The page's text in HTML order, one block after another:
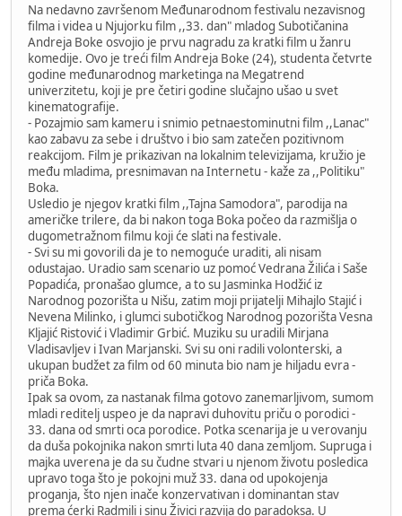
Na nedavno završenom Međunarodnom festivalu nezavisnog
filma i videa u Njujorku film ,,33. dan" mladog Subotičanina
Andreja Boke osvojio je prvu nagradu za kratki film u žanru
komedije. Ovo je treći film Andreja Boke (24), studenta četvrte
godine međunarodnog marketinga na Megatrend
univerzitetu, koji je pre četiri godine slučajno ušao u svet
kinematografije.
- Pozajmio sam kameru i snimio petnaestominutni film ,,Lanac"
kao zabavu za sebe i društvo i bio sam zatečen pozitivnom
reakcijom. Film je prikazivan na lokalnim televizijama, kružio je
među mladima, presnimavan na Internetu - kaže za ,,Politiku"
Boka.
Usledio je njegov kratki film ,,Tajna Samodora", parodija na
američke trilere, da bi nakon toga Boka počeo da razmišlja o
dugometražnom filmu koji će slati na festivale.
- Svi su mi govorili da je to nemoguće uraditi, ali nisam
odustajao. Uradio sam scenario uz pomoć Vedrana Žilića i Saše
Popadića, pronašao glumce, a to su Jasminka Hodžić iz
Narodnog pozorišta u Nišu, zatim moji prijatelji Mihajlo Stajić i
Nevena Milinko, i glumci subotičkog Narodnog pozorišta Vesna
Kljajić Ristović i Vladimir Grbić. Muziku su uradili Mirjana
Vladisavljev i Ivan Marjanski. Svi su oni radili volonterski, a
ukupan budžet za film od 60 minuta bio nam je hiljadu evra -
priča Boka.
Ipak sa ovom, za nastanak filma gotovo zanemarljivom, sumom
mladi reditelj uspeo je da napravi duhovitu priču o porodici -
33. dana od smrti oca porodice. Potka scenarija je u verovanju
da duša pokojnika nakon smrti luta 40 dana zemljom. Supruga i
majka uverena je da su čudne stvari u njenom životu posledica
upravo toga što je pokojni muž 33. dana od upokojenja
proganja, što njen inače konzervativan i dominantan stav
prema ćerki Radmili i sinu Živici razvija do paradoksa. U